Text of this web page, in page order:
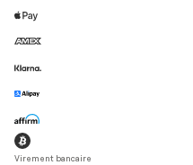
Virement bancaire